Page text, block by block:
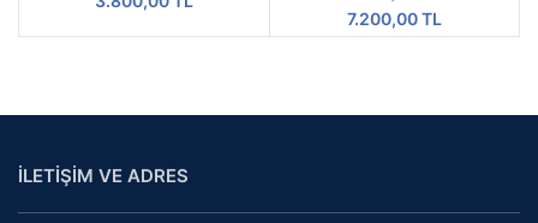
7.200,00TL
İLETİŞİM VE ADRES